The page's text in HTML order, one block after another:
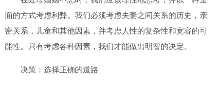
面的方式考虑利弊。我们必须考虑夫妻之间关系的历史，亲
密关系，儿童和其他因素，并考虑人性的复杂性和宽容的可
能性。只有考虑各种因素，我们才能做出明智的决定。
决策：选择正确的道路